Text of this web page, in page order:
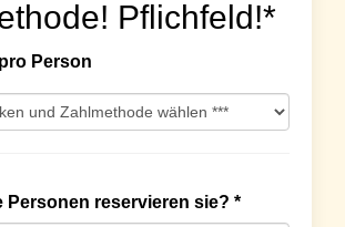
Pflichfeld!*
Person
Personen reservieren sie? *